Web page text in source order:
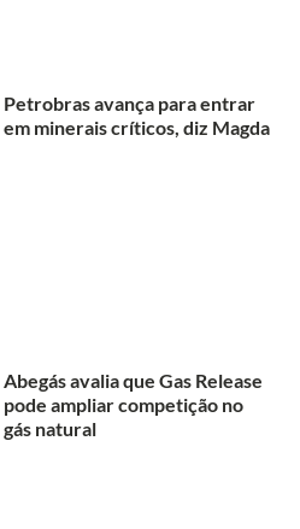
Petrobras avança para entrar
em minerais críticos, diz Magda
Abegás avalia que Gas Release
pode ampliar competição no
gás natural